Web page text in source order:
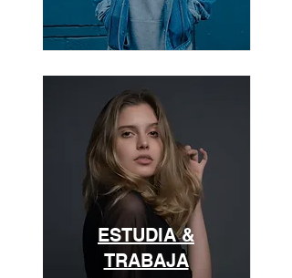
ESTUDIA &
TRABAJA